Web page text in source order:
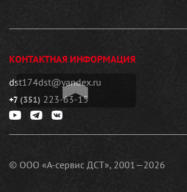
КОНТАКТНАЯ ИНФОРМАЦИЯ
dst174dst@yandex.ru
+7 (351) 223-63-15
© ООО «А-сервис ДСТ», 2001—2026